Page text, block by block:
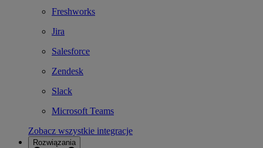
Freshworks
Jira
Salesforce
Zendesk
Slack
Microsoft Teams
Zobacz wszystkie integracje
Rozwiązania